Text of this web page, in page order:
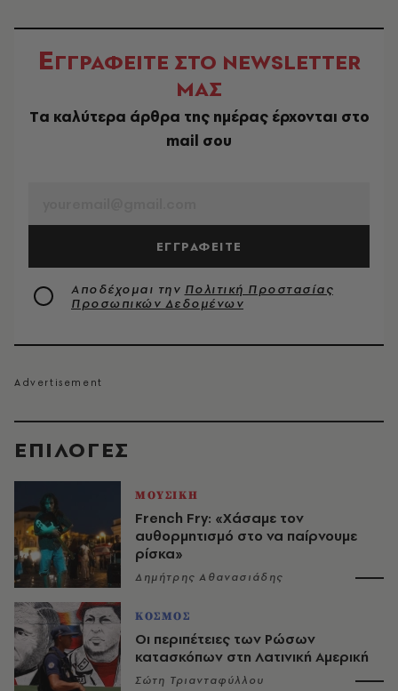
EΠΙΛΟΓΈΣ
ΜΟΥΣΙΚΗ
French Fry: «Χάσαμε τον
αυθορμητισμό στο να παίρνουμε
ρίσκα»
Δημήτρης Αθανασιάδης
ΚΟΣΜΟΣ
Οι περιπέτειες των Ρώσων
κατασκόπων στη Λατινική Αμερική
Σώτη Τριανταφύλλου
ΕΓΓΡΑΦΕΙΤΕ ΣΤΟ NEWSLETTER
ΜΑΣ
Tα καλύτερα άρθρα της ημέρας έρχονται στο
mail σου
ΕΓΓΡΑΦΕΙΤΕ
Αποδέχομαι την Πολιτική Προστασίας
Προσωπικών Δεδομένων